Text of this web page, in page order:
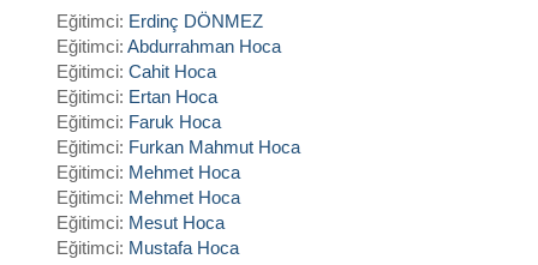
Eğitimci: Erdinç DÖNMEZ
Eğitimci: Abdurrahman Hoca
Eğitimci: Cahit Hoca
Eğitimci: Ertan Hoca
Eğitimci: Faruk Hoca
Eğitimci: Furkan Mahmut Hoca
Eğitimci: Mehmet Hoca
Eğitimci: Mehmet Hoca
Eğitimci: Mesut Hoca
Eğitimci: Mustafa Hoca